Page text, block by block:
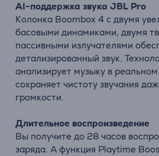
AI-поддержка звука JBL Pro
Колонка Boombox 4 с двумя
басовыми динамиками, двумя
пассивными излучателями
детализированный звук.
анализирует музыку в
сохраняет чистоту звучания
громкости.
Длительное воспроизведение
Вы получите до 28 часов
заряда. А функция Playtime